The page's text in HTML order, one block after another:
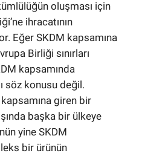
oluşması için
ihracatının
Eğer SKDM kapsamına
Birliği sınırları
kapsamında
söz konusu değil.
giren bir
başka bir ülkeye
yine SKDM
bir ürünün